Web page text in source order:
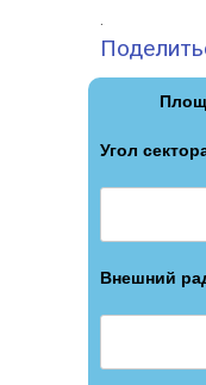
Угол
Внешний